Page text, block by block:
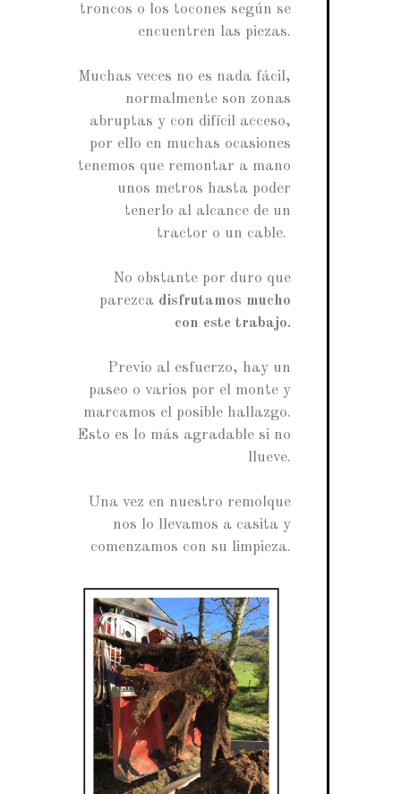
troncos o los tocones según se
encuentren las piezas.
Muchas veces no es nada fácil,
normalmente son zonas
abruptas y con difícil acceso,
por ello en muchas ocasiones
tenemos que remontar a mano
unos metros hasta poder
tenerlo al alcance de un
tractor o un cable.
No obstante por duro que
parezca disfrutamos mucho
con este trabajo.
Previo al esfuerzo, hay un
paseo o varios por el monte y
marcamos el posible hallazgo.
Esto es lo más agradable si no
llueve.
Una vez en nuestro remolque
nos lo llevamos a casita y
comenzamos con su limpieza.